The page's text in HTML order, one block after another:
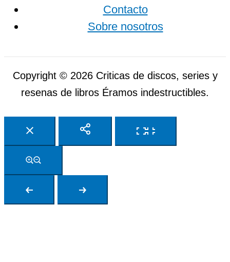
Contacto
Sobre nosotros
Copyright © 2026 Criticas de discos, series y
resenas de libros Éramos indestructibles.